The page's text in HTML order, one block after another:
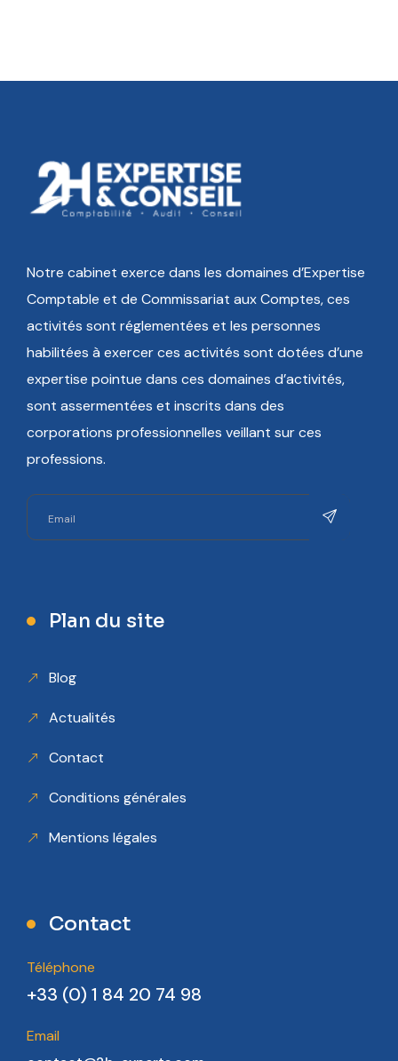
Notre cabinet exerce dans les domaines d’Expertise
Comptable et de Commissariat aux Comptes, ces
activités sont réglementées et les personnes
habilitées à exercer ces activités sont dotées d’une
expertise pointue dans ces domaines d’activités,
sont assermentées et inscrits dans des
corporations professionnelles veillant sur ces
professions.
Plan du site
Blog
Actualités
Contact
Conditions générales
Mentions légales
Contact
Téléphone
+33 (0) 1 84 20 74 98
Email